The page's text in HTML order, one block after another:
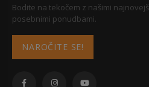
Bodite na tekočem z našimi
posebnimi ponudbami.
NAROČITE SE!